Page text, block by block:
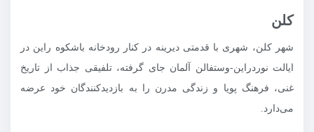
کلن
شهر کلن، شهری با قدمتی دیرینه در کنار رودخانه باشکوه راین در
ایالت نوردراین-وستفالن آلمان جای گرفته، تلفیقی جذاب از تاریخ
غنی، فرهنگ پویا و زندگی مدرن را به بازدیدکنندگان خود عرضه
می‌دارد.